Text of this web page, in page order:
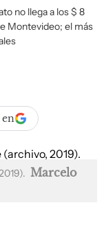
no llega a los $ 8
Montevideo; el más
en
Marcelo